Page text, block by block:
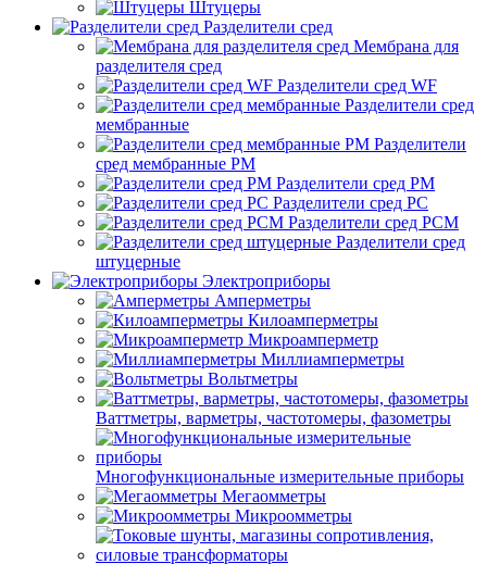
Штуцеры
Разделители сред
Мембрана для
разделителя сред
Разделители сред WF
Разделители сред
мембранные
Разделители
сред мембранные РМ
Разделители сред РМ
Разделители сред РС
Разделители сред РСМ
Разделители сред
штуцерные
Электроприборы
Амперметры
Килоамперметры
Микроамперметр
Миллиамперметры
Вольтметры
Ваттметры, варметры, частотомеры, фазометры
Многофункциональные измерительные приборы
Мегаомметры
Микроомметры